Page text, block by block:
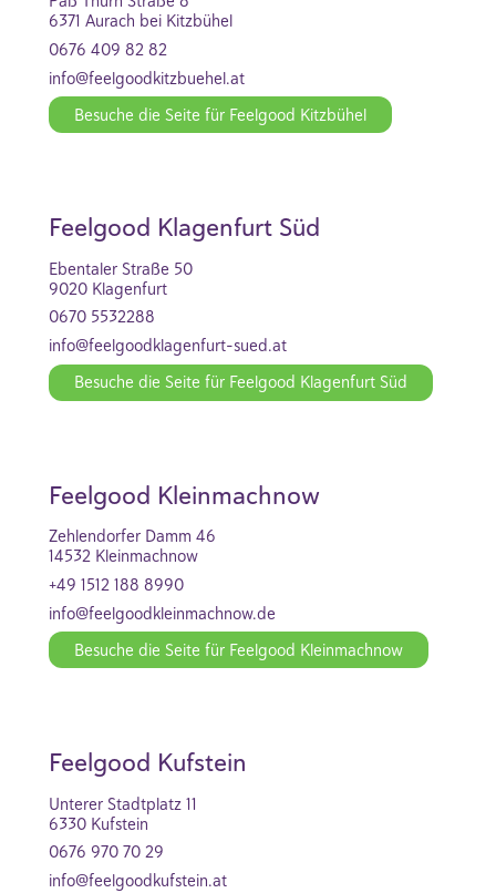
6371 Aurach bei Kitzbühel
0676 409 82 82
info@feelgoodkitzbuehel.at
Besuche die Seite für Feelgood Kitzbühel
Feelgood Klagenfurt Süd
Ebentaler Straße 50
9020 Klagenfurt
0670 5532288
info@feelgoodklagenfurt-sued.at
Besuche die Seite für Feelgood Klagenfurt Süd
Feelgood Kleinmachnow
Zehlendorfer Damm 46
14532 Kleinmachnow
+49 1512 188 8990
info@feelgoodkleinmachnow.de
Besuche die Seite für Feelgood Kleinmachnow
Feelgood Kufstein
Unterer Stadtplatz 11
6330 Kufstein
0676 970 70 29
info@feelgoodkufstein.at